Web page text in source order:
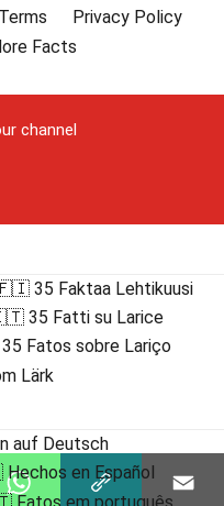
Terms
Privacy Policy
Facts
channel
35 Faktaa Lehtikuusi
35 Fatti su Larice
Fatos sobre Lariço
Lärk
auf Deutsch
en Español
em português